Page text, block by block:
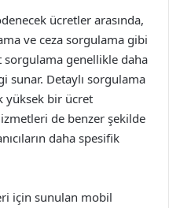
ücretler arasında,
ve ceza sorgulama gibi
sorgulama genellikle daha
sunar. Detaylı sorgulama
yüksek bir ücret
de benzer şekilde
daha spesifik
için sunulan mobil